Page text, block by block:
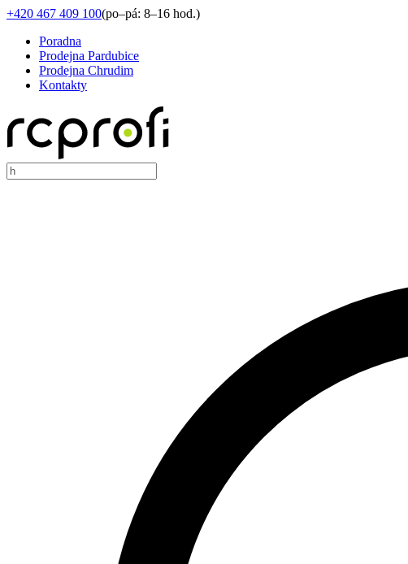
+420 467 409 100(po–pá: 8–16 hod.)
Poradna
Prodejna Pardubice
Prodejna Chrudim
Kontakty